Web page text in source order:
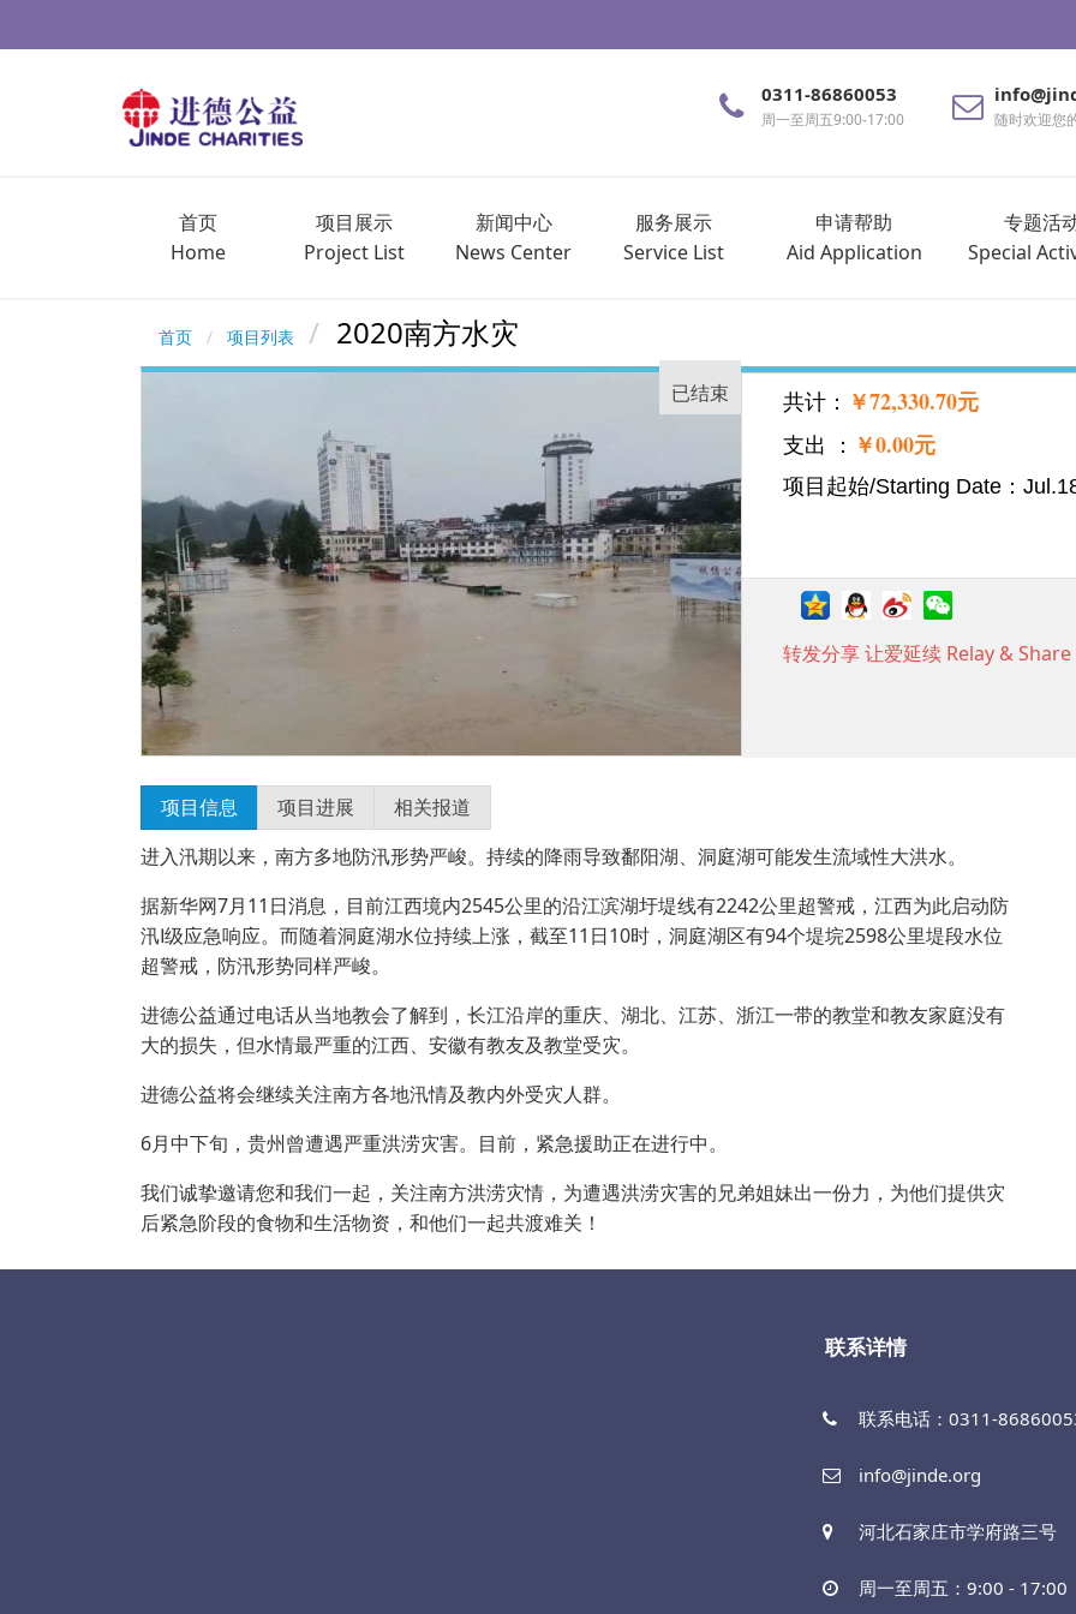
0311-86860053
周一至周五9:00-17:00 随时欢迎您
首页
Home
项目展示
Project List
新闻中心
News Center
服务展示
Service List
申请帮助
Aid Application
专题活
Special
首页 项目列表 2020南方水灾
已结束 共计： ￥72,330.70元
支出 ： ￥0.00元
项目起始/Starting Date：
转发分享 让爱延续 Relay &
项目信息 项目进展
相关报道
进入汛期以来，南方多地防汛形势严峻。持续的降雨导致鄱阳湖、洞庭湖可能发生流域性大洪水。
据新华网7月11日消息，目前江西境内2545公里的沿江滨湖圩堤线有2242公里超警戒，江西为此启动防
汛Ⅰ级应急响应。而随着洞庭湖水位持续上涨，截至11日10时，洞庭湖区有94个堤垸2598公里堤段水位
超警戒，防汛形势同样严峻。
进德公益通过电话从当地教会了解到，长江沿岸的重庆、湖北、江苏、浙江一带的教堂和教友家庭没有
大的损失，但水情最严重的江西、安徽有教友及教堂受灾。
进德公益将会继续关注南方各地汛情及教内外受灾人群。
6月中下旬，贵州曾遭遇严重洪涝灾害。目前，紧急援助正在进行中。
我们诚挚邀请您和我们一起，关注南方洪涝灾情，为遭遇洪涝灾害的兄弟姐妹出一份力，为他们提供灾
后紧急阶段的食物和生活物资，和他们一起共渡难关！
联系详情
联系电话：0311-
info@jinde.org
河北石家庄市学府路三号
周一至周五：9:00 - 17:00